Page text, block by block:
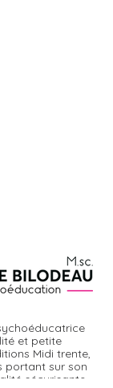
jeuet petite
Midi trente,
portant sur son
sécurisante